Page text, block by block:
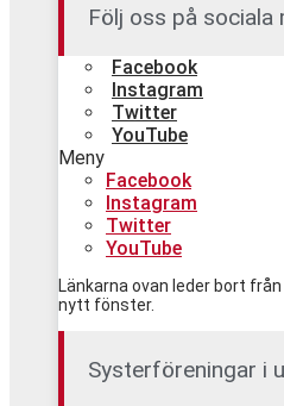
Följ oss på sociala
Facebook
Instagram
Twitter
YouTube
Meny
Facebook
Instagram
Twitter
YouTube
Länkarna ovan leder bort
nytt fönster.
Systerföreningar i